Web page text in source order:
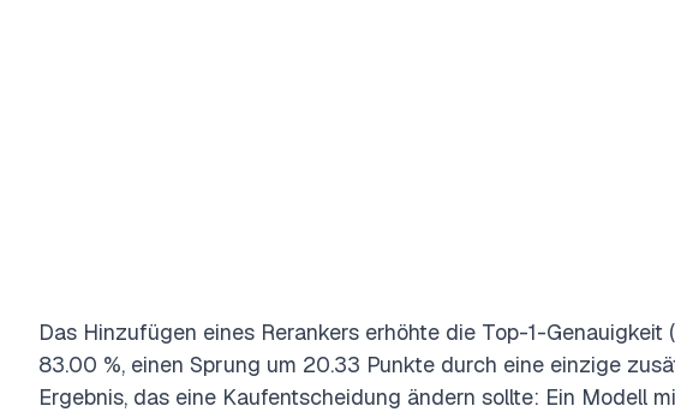
Das Hinzufügen eines Rerankers erhöhte die Top-1-Genauigkeit
83.00 %, einen Sprung um 20.33 Punkte durch eine einzige
Ergebnis, das eine Kaufentscheidung ändern sollte: Ein Modell